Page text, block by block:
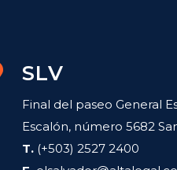
SLV
Final del paseo General
Escalón, número 5682
T.(+503) 2527 2400